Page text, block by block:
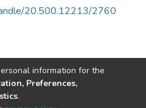
20.500.12213/2760
information for the
Preferences,
.